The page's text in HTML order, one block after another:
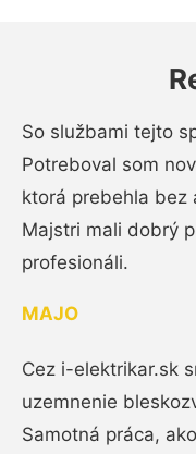
So službami tejto
Potreboval som
ktorá prebehla bez
Majstri mali dobrý
profesionáli.
MAJO
Cez i-elektrikar.sk
uzemnenie
Samotná práca,